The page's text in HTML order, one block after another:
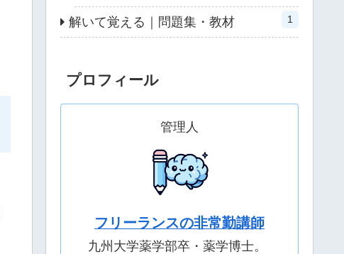
解いて覚える｜問題集・教材 1
プロフィール
管理人
フリーランスの非常勤講師
九州大学薬学部卒・薬学博士。